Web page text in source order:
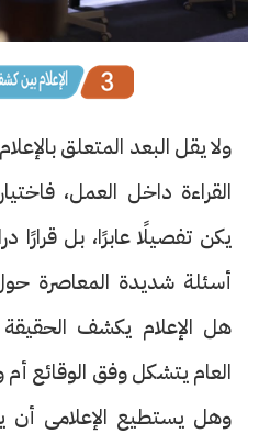
ولا يقل البعد المتعلق
القراءة داخل العمل،
يكن تفصيلًا عابرًا، بل قرارًا
أسئلة شديدة المعاصرة حول
هل الإعلام يكشف
العام يتشكل وفق الوقائع أم
وهل يستطيع الإعلامى أن